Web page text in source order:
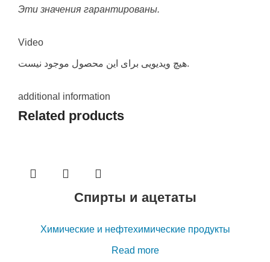
Эти значения гарантированы.
Video
هیچ ویدیویی برای این محصول موجود نیست.
additional information
Related products
Спирты и ацетаты
Химические и нефтехимические продукты
Read more